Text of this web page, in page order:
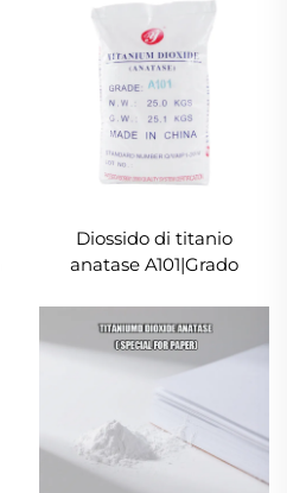
Diossido di titanio
anatase A101|Grado